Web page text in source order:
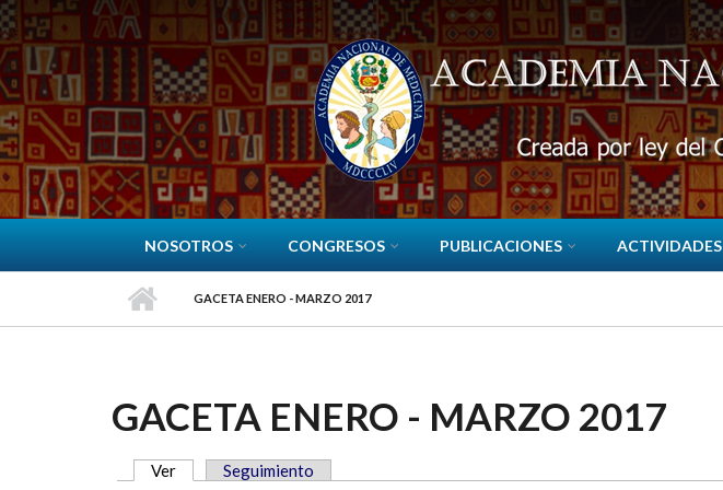
Pasar al contenido principal
NOSOTROS CONGRESOS PUBLICACIONES ACTIVIDADES
GACETA ENERO - MARZO 2017
GACETA ENERO - MARZO 2017
Ver (solapa activa)
Seguimiento